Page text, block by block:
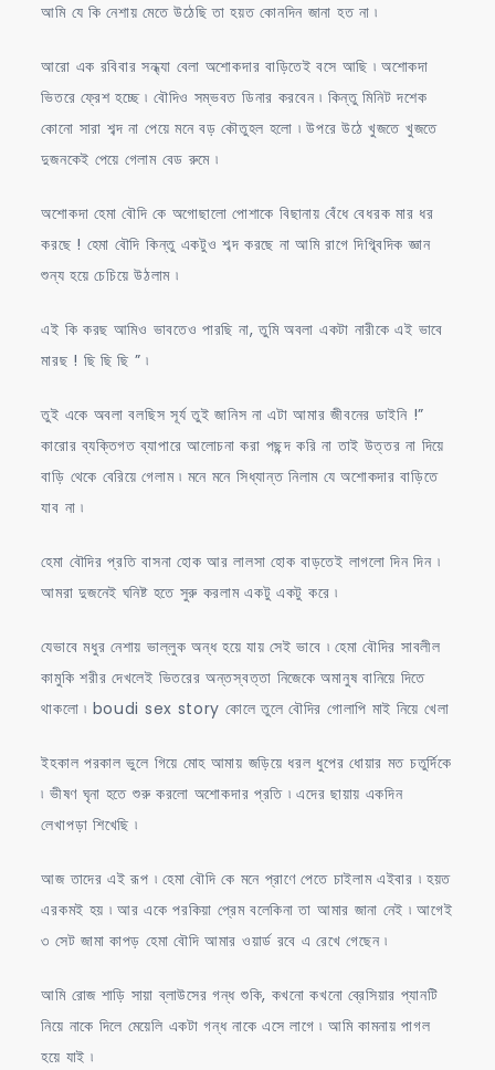
আমি যে কি নেশায় মেতে উঠেছি তা হয়ত কোনদিন জানা হত না ৷
আরো এক রবিবার সন্ধ্যা বেলা অশোকদার বাড়িতেই বসে আছি ৷ অশোকদা
ভিতরে ফ্রেশ হচ্ছে ৷ বৌদিও সম্ভবত ডিনার করবেন ৷ কিন্তু মিনিট দশেক
কোনো সারা শব্দ না পেয়ে মনে বড় কৌতুহল হলো ৷ উপরে উঠে খুজতে খুজতে
দুজনকেই পেয়ে গেলাম বেড রুমে ৷
অশোকদা হেমা বৌদি কে অগোছালো পোশাকে বিছানায় বেঁধে বেধরক মার ধর
করছে ! হেমা বৌদি কিন্তু একটুও শব্দ করছে না আমি রাগে দিগ্ব্বিদিক জ্ঞান
শুন্য হয়ে চেচিয়ে উঠলাম ৷
এই কি করছ আমিও ভাবতেও পারছি না, তুমি অবলা একটা নারীকে এই ভাবে
মারছ ! ছি ছি ছি ” ৷
তুই একে অবলা বলছিস সূর্য তুই জানিস না এটা আমার জীবনের ডাইনি !”
কারোর ব্যক্তিগত ব্যাপারে আলোচনা করা পছন্দ করি না তাই উত্তর না দিয়ে
বাড়ি থেকে বেরিয়ে গেলাম ৷ মনে মনে সিধ্যান্ত নিলাম যে অশোকদার বাড়িতে
যাব না ৷
হেমা বৌদির প্রতি বাসনা হোক আর লালসা হোক বাড়তেই লাগলো দিন দিন ৷
আমরা দুজনেই ঘনিষ্ট হতে সুরু করলাম একটু একটু করে ৷
যেভাবে মধুর নেশায় ভাল্লুক অন্ধ হয়ে যায় সেই ভাবে ৷ হেমা বৌদির সাবলীল
কামুকি শরীর দেখলেই ভিতরের অন্তস্বত্তা নিজেকে অমানুষ বানিয়ে দিতে
থাকলো ৷ boudi sex story কোলে তুলে বৌদির গোলাপি মাই নিয়ে খেলা
ইহকাল পরকাল ভুলে গিয়ে মোহ আমায় জড়িয়ে ধরল ধুপের ধোয়ার মত চতুর্দিকে
৷ ভীষণ ঘৃনা হতে শুরু করলো অশোকদার প্রতি ৷ এদের ছায়ায় একদিন
লেখাপড়া শিখেছি ৷
আজ তাদের এই রূপ ৷ হেমা বৌদি কে মনে প্রাণে পেতে চাইলাম এইবার ৷ হয়ত
এরকমই হয় ৷ আর একে পরকিয়া প্রেম বলেকিনা তা আমার জানা নেই ৷ আগেই
৩ সেট জামা কাপড় হেমা বৌদি আমার ওয়ার্ড রবে এ রেখে গেছেন ৷
আমি রোজ শাড়ি সায়া ব্লাউসের গন্ধ শুকি, কখনো কখনো ব্রেসিয়ার প্যানটি
নিয়ে নাকে দিলে মেয়েলি একটা গন্ধ নাকে এসে লাগে ৷ আমি কামনায় পাগল
হয়ে যাই ৷